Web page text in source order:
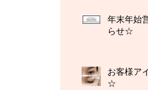
年末年始
らせ☆
お客様ア
☆